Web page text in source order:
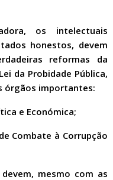
os intelectuais
honestos, devem
reformas da
da Probidade Pública,
órgãos importantes:
e Económica;
Combate à Corrupção
mesmo com as